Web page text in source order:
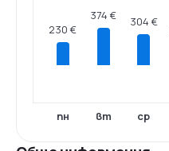
230 €
пн
374 €
вт
304 €
ср